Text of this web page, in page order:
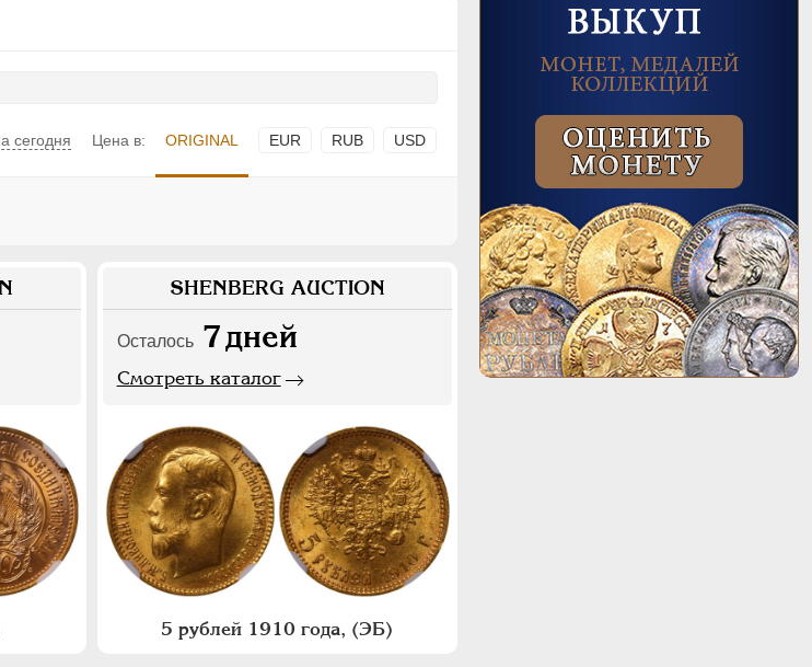
сегодня Цена в: ORIGINAL EUR RUB USD
SHENBERG AUCTION
Осталось 7дней
Смотреть каталог
5 рублей 1910 года, (ЭБ)